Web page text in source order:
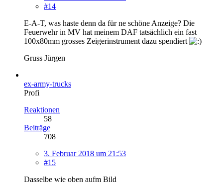
#14
E-A-T, was haste denn da für ne schöne Anzeige? Die
Feuerwehr in MV hat meinem DAF tatsächlich ein fast
100x80mm grosses Zeigerinstrument dazu spendiert
Gruss Jürgen
ex-army-trucks
Profi
Reaktionen
58
Beiträge
708
3. Februar 2018 um 21:53
#15
Dasselbe wie oben aufm Bild